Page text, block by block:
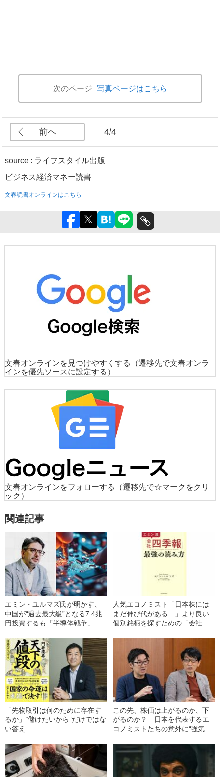
次のページ 写真ページはこちら
前へ 4/4
source : ライフスタイル出版
ビジネス経済マネー読書
文春読書オンラインはこちら
文春オンラインを見つけやすくする
（遷移先で文春オンラ
インを優先ソースに設定する）
文春オンラインをフォローする
（遷移先で☆マークをクリ
ック）
関連記事
エミン・ユルマズ氏が明かす、
中国が“過去最大級”となる7.4兆
円投資するも「半導体戦争」で
人気エコノミスト「日本株には
まだ伸び代がある…」より良い
個別銘柄を探すための「会社四
「先物取引は何のために存在す
るか」“儲けたいから”だけではな
い答え
この先、株価は上がるのか、下
がるのか？ 日本を代表するエ
コノミストたちの意外に“強気な